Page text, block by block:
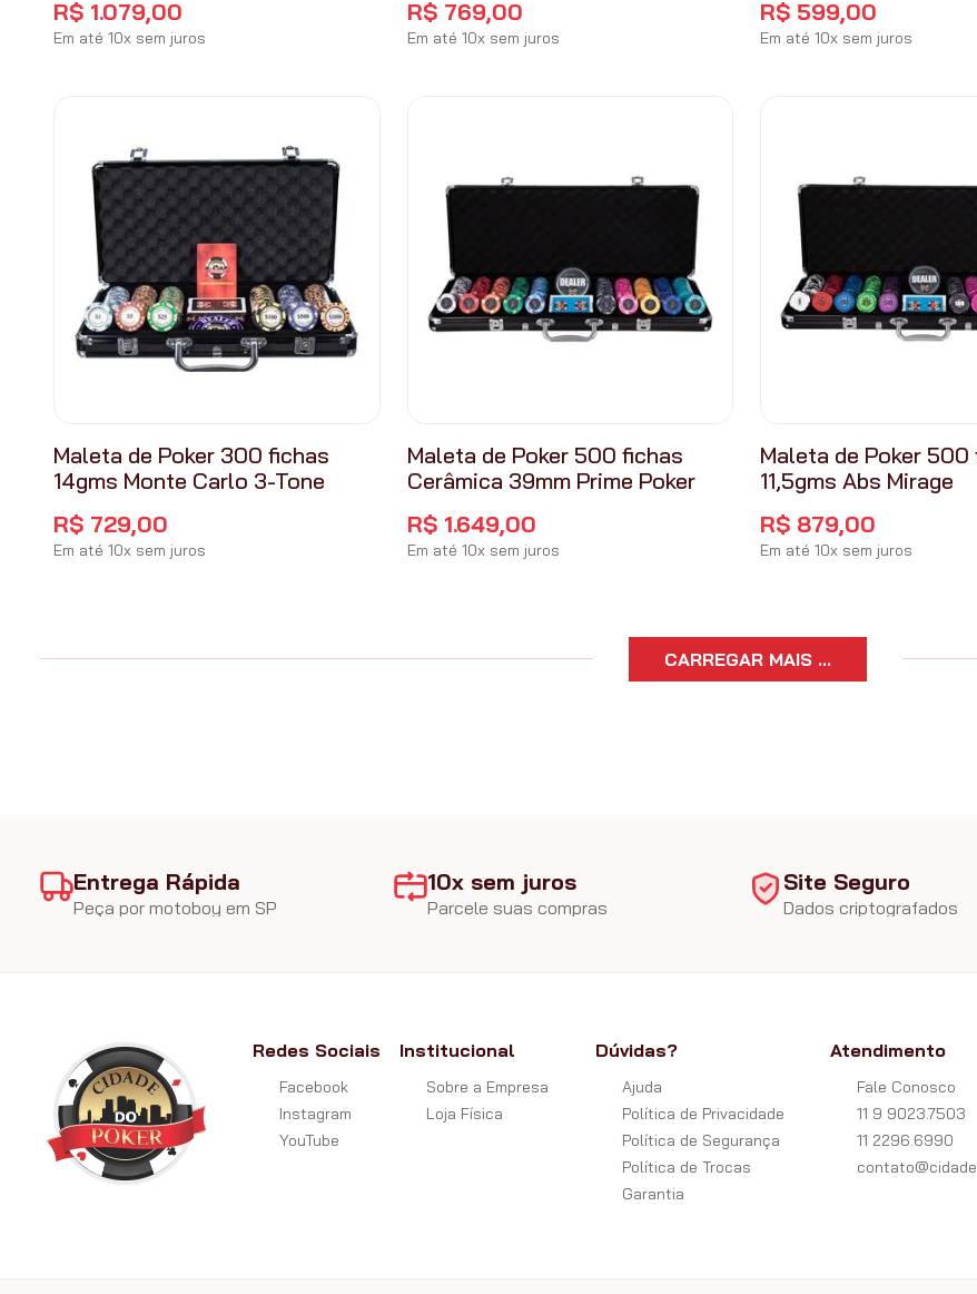
R$ 1.079,00
Em até 10x sem juros
R$ 769,00
Em até 10x sem juros
R$ 599,00
Em até 10x sem juros
Maleta de Poker 300 fichas
14gms Monte Carlo 3-Tone
R$ 729,00
Em até 10x sem juros
Maleta de Poker 500 fichas
Cerâmica 39mm Prime Poker
R$ 1.649,00
Em até 10x sem juros
Maleta de Poker 500
11,5gms Abs Mirage
R$ 879,00
Em até 10x sem juros
Entrega Rápida
Peça por motoboy em SP
10x sem juros
Parcele suas compras
Site Seguro
Dados criptografados
Redes Sociais
Facebook
Instagram
YouTube
Institucional
Sobre a Empresa
Loja Física
Dúvidas?
Ajuda
Política de Privacidade
Política de Segurança
Política de Trocas
Garantia
Atendimento
Fale Conosco
11 9 9023.7503
11 2296.6990